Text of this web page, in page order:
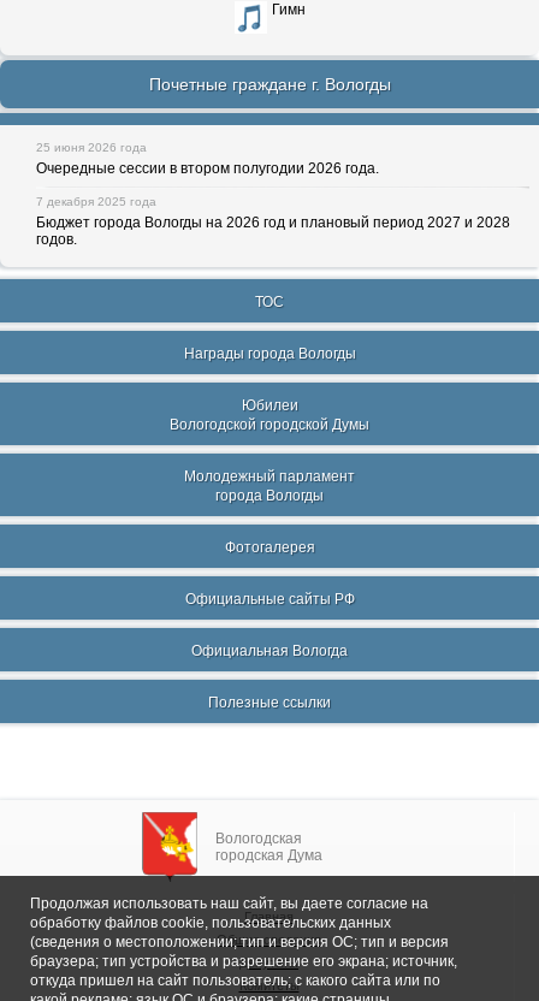
Гимн
Почетные граждане г. Вологды
25 июня 2026 года
Очередные сессии в втором полугодии 2026 года.
7 декабря 2025 года
Бюджет города Вологды на 2026 год и плановый период 2027 и 2028
годов.
ТОС
Награды города Вологды
Юбилеи
Вологодской городской Думы
Молодежный парламент
города Вологды
Фотогалерея
Официальные сайты РФ
Официальная Вологда
Полезные ссылки
Вологодская
городская Дума
Главная
Общие сведения
Депутаты
Комитеты
Продолжая использовать наш сайт, вы даете согласие на
обработку файлов cookie, пользовательских данных
(сведения о местоположении; тип и версия ОС; тип и версия
браузера; тип устройства и разрешение его экрана; источник,
откуда пришел на сайт пользователь; с какого сайта или по